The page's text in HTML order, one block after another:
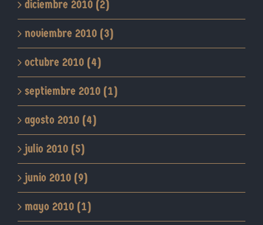
diciembre 2010 (2)
noviembre 2010 (3)
octubre 2010 (4)
septiembre 2010 (1)
agosto 2010 (4)
julio 2010 (5)
junio 2010 (9)
mayo 2010 (1)